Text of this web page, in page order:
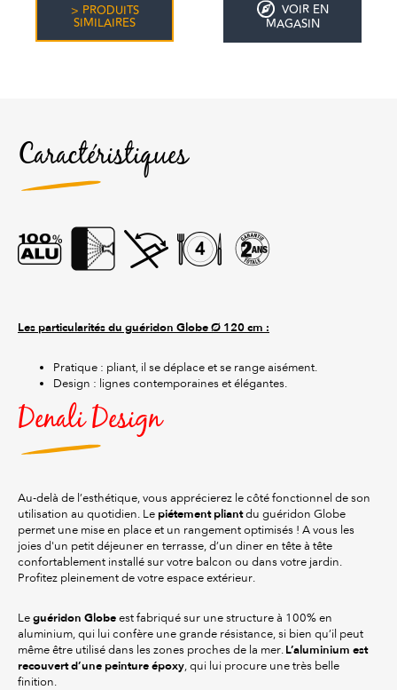
> PRODUITS
SIMILAIRES
VOIR EN
MAGASIN
Caractéristiques
Les particularités du guéridon Globe Ø 120 cm :
Pratique : pliant, il se déplace et se range aisément.
Design : lignes contemporaines et élégantes.
Denali Design
Au-delà de l’esthétique, vous apprécierez le côté fonctionnel de son
utilisation au quotidien. Le piétement pliantdu guéridon Globe
permet une mise en place et un rangement optimisés ! A vous les
joies d'un petit déjeuner en terrasse, d’un diner en tête à tête
confortablement installé sur votre balcon ou dans votre jardin.
Profitez pleinement de votre espace extérieur.
Le guéridon Globe est fabriqué sur une structure à 100% en
aluminium, qui lui confère une grande résistance, si bien qu’il peut
même être utilisé dans les zones proches de la mer. L’aluminium est
recouvert d’une peinture époxy, qui lui procure une très belle
finition.